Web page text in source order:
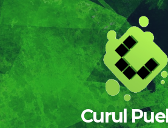
Saltar
al
contenido
Curul